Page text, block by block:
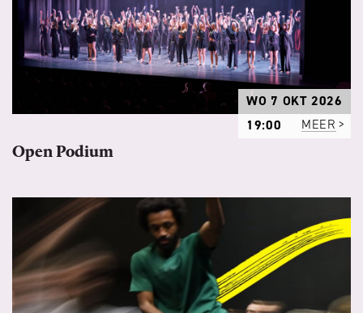
WO 7 OKT 2026
19:00
MEER
Open Podium